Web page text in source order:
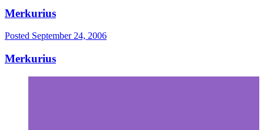
Merkurius
Posted September 24, 2006
Merkurius